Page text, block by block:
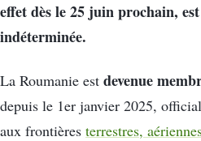
effet dès le 25 juin prochain,
indéterminée.
La Roumanie est devenue
depuis le 1er janvier 2025,
aux frontières terrestres,